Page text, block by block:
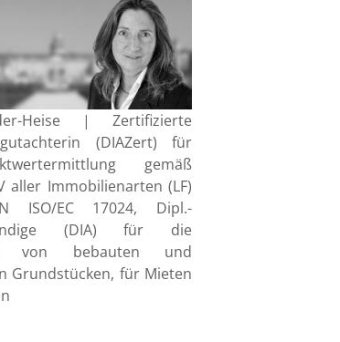
Heise | Zertifizierte
(DIAZert) für
gemäß
aller Immobilienarten (LF)
ISO/EC 17024, Dipl.-
(DIA) für die
von bebauten und
Grundstücken, für Mieten